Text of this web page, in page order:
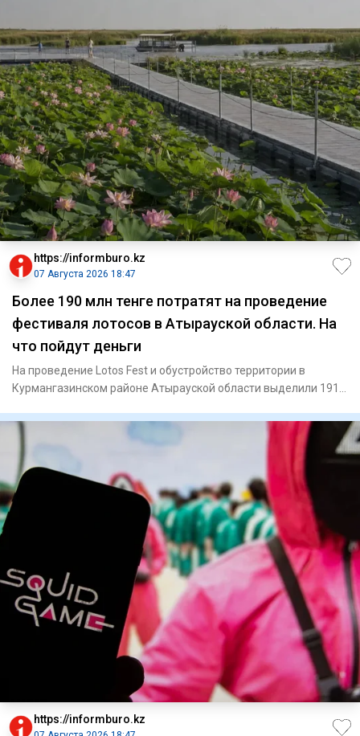
https://informburo.kz
07 Августа 2026 18:47
Более 190 млн тенге потратят на проведение
фестиваля лотосов в Атырауской области. На
что пойдут деньги
На проведение Lotos Fest и обустройство территории в
Курмангазинском районе Атырауской области выделили 191,9
https://informburo.kz